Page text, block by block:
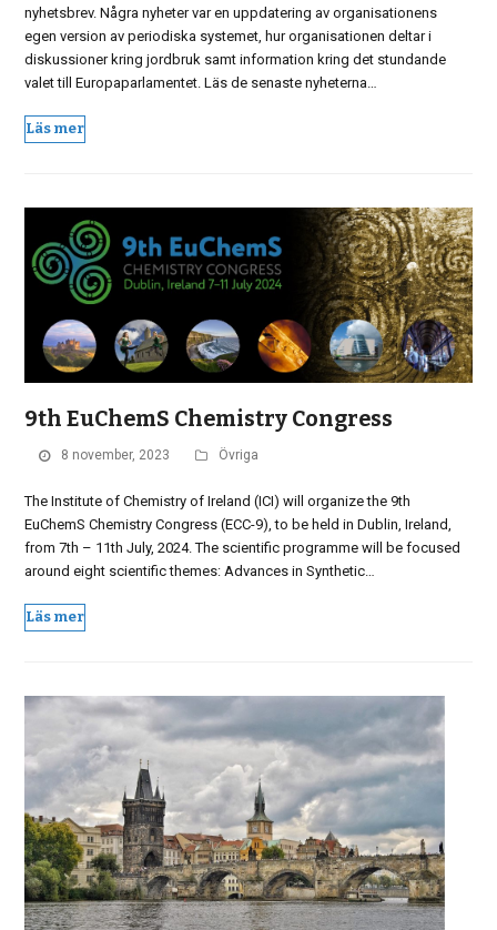
nyhetsbrev. Några nyheter var en uppdatering av organisationens
egen version av periodiska systemet, hur organisationen deltar i
diskussioner kring jordbruk samt information kring det stundande
valet till Europaparlamentet. Läs de senaste nyheterna…
Läs mer
9th EuChemS Chemistry Congress
8 november, 2023 Övriga
The Institute of Chemistry of Ireland (ICI) will organize the 9th
EuChemS Chemistry Congress (ECC-9), to be held in Dublin, Ireland,
from 7th – 11th July, 2024. The scientific programme will be focused
around eight scientific themes: Advances in Synthetic…
Läs mer